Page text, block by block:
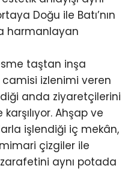
Doğu ile Batı’nın
harmanlayan
taştan inşa
izlenimi veren
anda ziyaretçilerini
Ahşap ve
işlendiği iç mekân,
çizgiler ile
zarafetini aynı potada